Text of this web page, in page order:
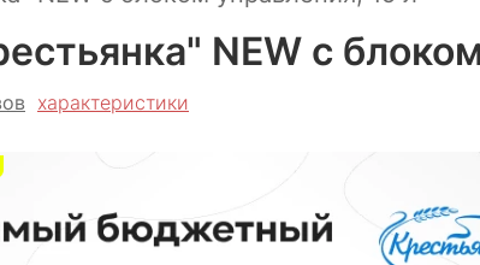
NEW с
характеристики